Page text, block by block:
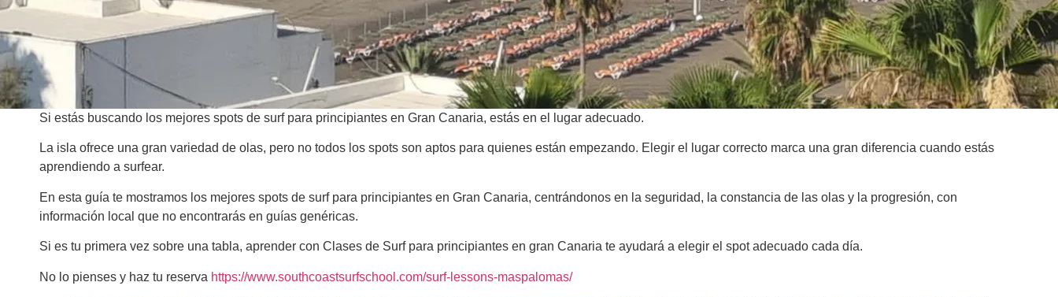
Si estás buscando los mejores spots de surf para principiantes en Gran Canaria, estás en el lugar adecuado.
La isla ofrece una gran variedad de olas, pero no todos los spots son aptos para quienes están empezando. Elegir el lugar correcto marca una gran diferencia cuando estás
aprendiendo a surfear.
En esta guía te mostramos los mejores spots de surf para principiantes en Gran Canaria, centrándonos en la seguridad, la constancia de las olas y la progresión, con
información local que no encontrarás en guías genéricas.
Si es tu primera vez sobre una tabla, aprender con Clases de Surf para principiantes en gran Canaria te ayudará a elegir el spot adecuado cada día.
No lo pienses y haz tu reserva https://www.southcoastsurfschool.com/surf-lessons-maspalomas/